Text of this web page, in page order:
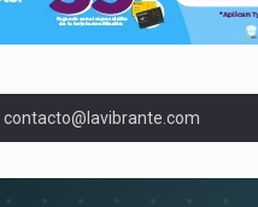
contacto@lavibrante.com